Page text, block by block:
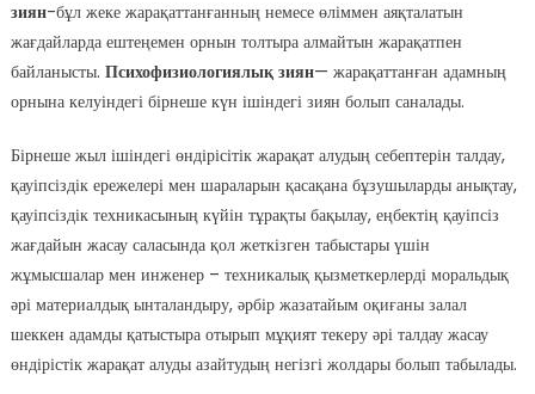
зиян-бұл жеке жарақаттанғанның немесе өліммен аяқталатын
жағдайларда ештеңемен орнын толтыра алмайтын жарақатпен
байланысты. Психофизиологиялық зиян— жарақаттанған адамның
орнына келуіндегі бірнеше күн ішіндегі зиян болып саналады.
Бірнеше жыл ішіндегі өндірісітік жарақат алудың себептерін талдау,
қауіпсіздік ережелері мен шараларын қасақана бұзушыларды анықтау,
қауіпсіздік техникасының күйін тұрақты бақылау, еңбектің қауіпсіз
жағдайын жасау саласында қол жеткізген табыстары үшін
жұмысшалар мен инженер – техникалық қызметкерлерді моральдық
әрі материалдық ынталандыру, әрбір жазатайым оқиғаны залал
шеккен адамды қатыстыра отырып мұқият текеру әрі талдау жасау
өндірістік жарақат алуды азайтудың негізгі жолдары болып табылады.